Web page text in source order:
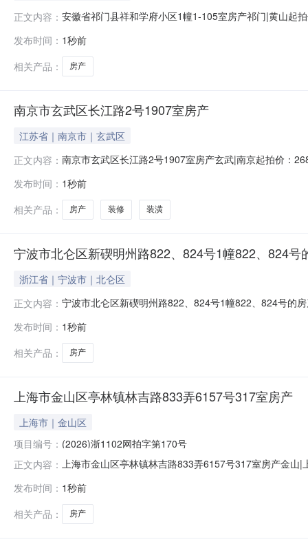
正文内容： 安徽省祁门县祥和学府小区1幢1-105室房产祁门|黄山起
及瑕疵情况1.被安徽省祁门县人民法院查封2.抵押权人
发布时间： 1秒前
相关产品：
房产
南京市玄武区长江路2号1907室房产
江苏省｜南京市｜玄武区
正文内容： 南京市玄武区长江路2号1907室房产玄武|南京起拍价：
无；5、腾空情况：未腾空；6、配套情况：水、电设施
1、《法院裁定
发布时间： 1秒前
相关产品：
房产 装修 装潢
宁波市北仑区新碶明州路822、824号1幢822、824号
浙江省｜宁波市｜北仑区
正文内容： 宁波市北仑区新碶明州路822、824号1幢822、824号的
证情况1.法院执行裁定书2.不动产信息查询结果复印件
发布时间： 1秒前
相关产品：
房产
上海市金山区亭林镇林吉路833弄6157号317室房产
上海市｜金山区
项目编号： (2026)浙1102网拍字第170号
正文内容： 上海市金山区亭林镇林吉路833弄6157号317室房产金山
情况1、无抵押2、有查封提供的文件1、法院裁定书；2
发布时间： 1秒前
相关产品：
房产